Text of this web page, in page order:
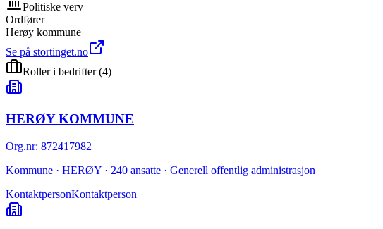
Politiske verv
Ordfører
Herøy kommune
Se på stortinget.no
Roller i bedrifter(4)
HERØY KOMMUNE
Org.nr: 872417982
Kommune · HERØY · 240 ansatte · Generell offentlig administrasjon
KontaktpersonKontaktperson